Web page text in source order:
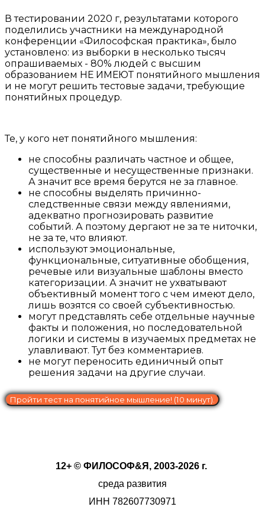
В тестировании 2020 г, результатами которого
поделились участники на международной
конференции «Философская практика», было
установлено: из выборки в несколько тысяч
опрашиваемых - 80% людей с высшим
образованием НЕ ИМЕЮТ понятийного мышления
и не могут решить тестовые задачи, требующие
понятийных процедур.
Те, у кого нет понятийного мышления:
не способны различать частное и общее,
существенные и несущественные признаки.
А значит все время берутся не за главное.
не способны выделять причинно-
следственные связи между явлениями,
адекватно прогнозировать развитие
событий. А поэтому дергают не за те ниточки,
не за те, что влияют.
используют эмоциональные,
функциональные, ситуативные обобщения,
речевые или визуальные шаблоны вместо
категоризации. А значит не ухватывают
объективный момент того с чем имеют дело,
лишь возятся со своей субъективностью.
могут представлять себе отдельные научные
факты и положения, но последовательной
логики и системы в изучаемых предметах не
улавливают. Тут без комментариев.
не могут переносить единичный опыт
решения задачи на другие случаи.
Пройти тест на понятийное мышление! (10 минут).
12+ © ФИЛОСОФ&Я, 2003-2026 г.
среда развития
ИНН 782607730971